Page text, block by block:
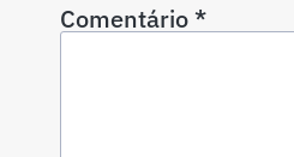
Comentário*